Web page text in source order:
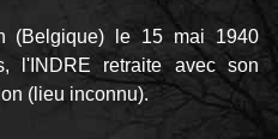
(Belgique) le 15 mai 1940
l'INDRE retraite avec son
(lieu inconnu).